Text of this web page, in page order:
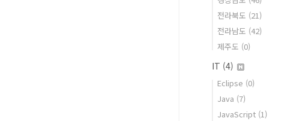
전라북도 (21)
전라남도 (42)
제주도 (0)
IT (4)
Eclipse (0)
Java (7)
JavaScript (1)